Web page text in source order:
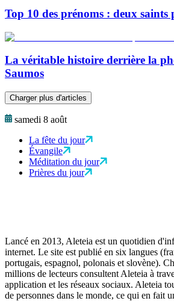
Top 10 des prénoms : deux saints
La véritable histoire derrière la
Saumos
Charger plus d'articles
samedi 8 août
La fête du jour
Évangile
Méditation du jour
Prières du jour
Lancé en 2013, Aleteia est un quotidien
internet. Le site est publié en six langues
portugais, espagnol, polonais et slovène).
millions de lecteurs consultent Aleteia à
application et les réseaux sociaux. Aleteia
de personnes dans le monde, ce qui en fait